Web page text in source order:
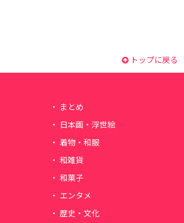
トップに戻る
まとめ
日本画・浮世絵
着物・和服
和雑貨
和菓子
エンタメ
歴史・文化